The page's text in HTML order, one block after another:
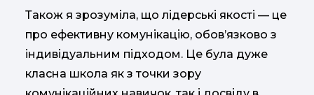
Також я зрозуміла, що лідерські якості — це
про ефективну комунікацію, обов’язково з
індивідуальним підходом. Це була дуже
класна школа як з точки зору